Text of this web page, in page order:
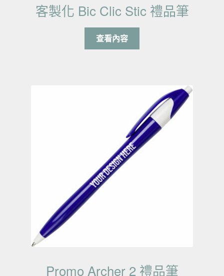
客製化 Bic Clic Stic 禮品筆
查看內容
Promo Archer 2 禮品筆